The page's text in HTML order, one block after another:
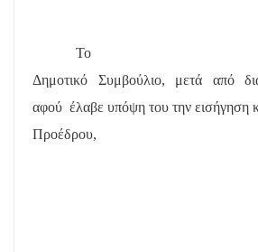
Το
Δημοτικό Συμβούλιο, μετά από
αφού έλαβε υπόψη του την εισήγηση
Προέδρου,